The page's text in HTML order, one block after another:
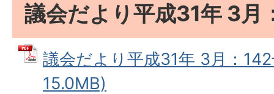
議会だより平成31年 3月
議会だより平成31年 3月：
15.0MB)